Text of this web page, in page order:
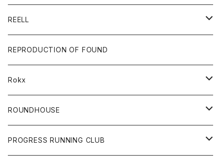
ロングスリーブＴシャツ
Tシャツ
帽子
グッズ
靴
バック
トップス
カットソー
カーディガン
ボトムス
ショートパンツ
パンツ
レディース
カットソー
キーホルダー
財布
バック
REELL
パンツ
ショートパンツ
REPRODUCTION OF FOUND
Rokx
ボトム
ROUNDHOUSE
エプロン
PROGRESS RUNNING CLUB